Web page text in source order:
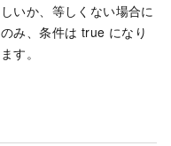
しいか、等しくない場合に
のみ、条件は true になり
ます。